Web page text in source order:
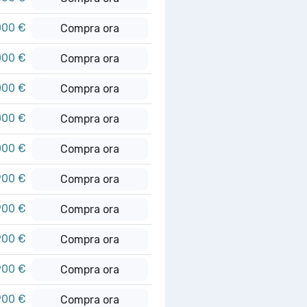
€ Compra ora
€ Compra ora
€ Compra ora
€ Compra ora
€ Compra ora
€ Compra ora
€ Compra ora
€ Compra ora
€ Compra ora
€ Compra ora